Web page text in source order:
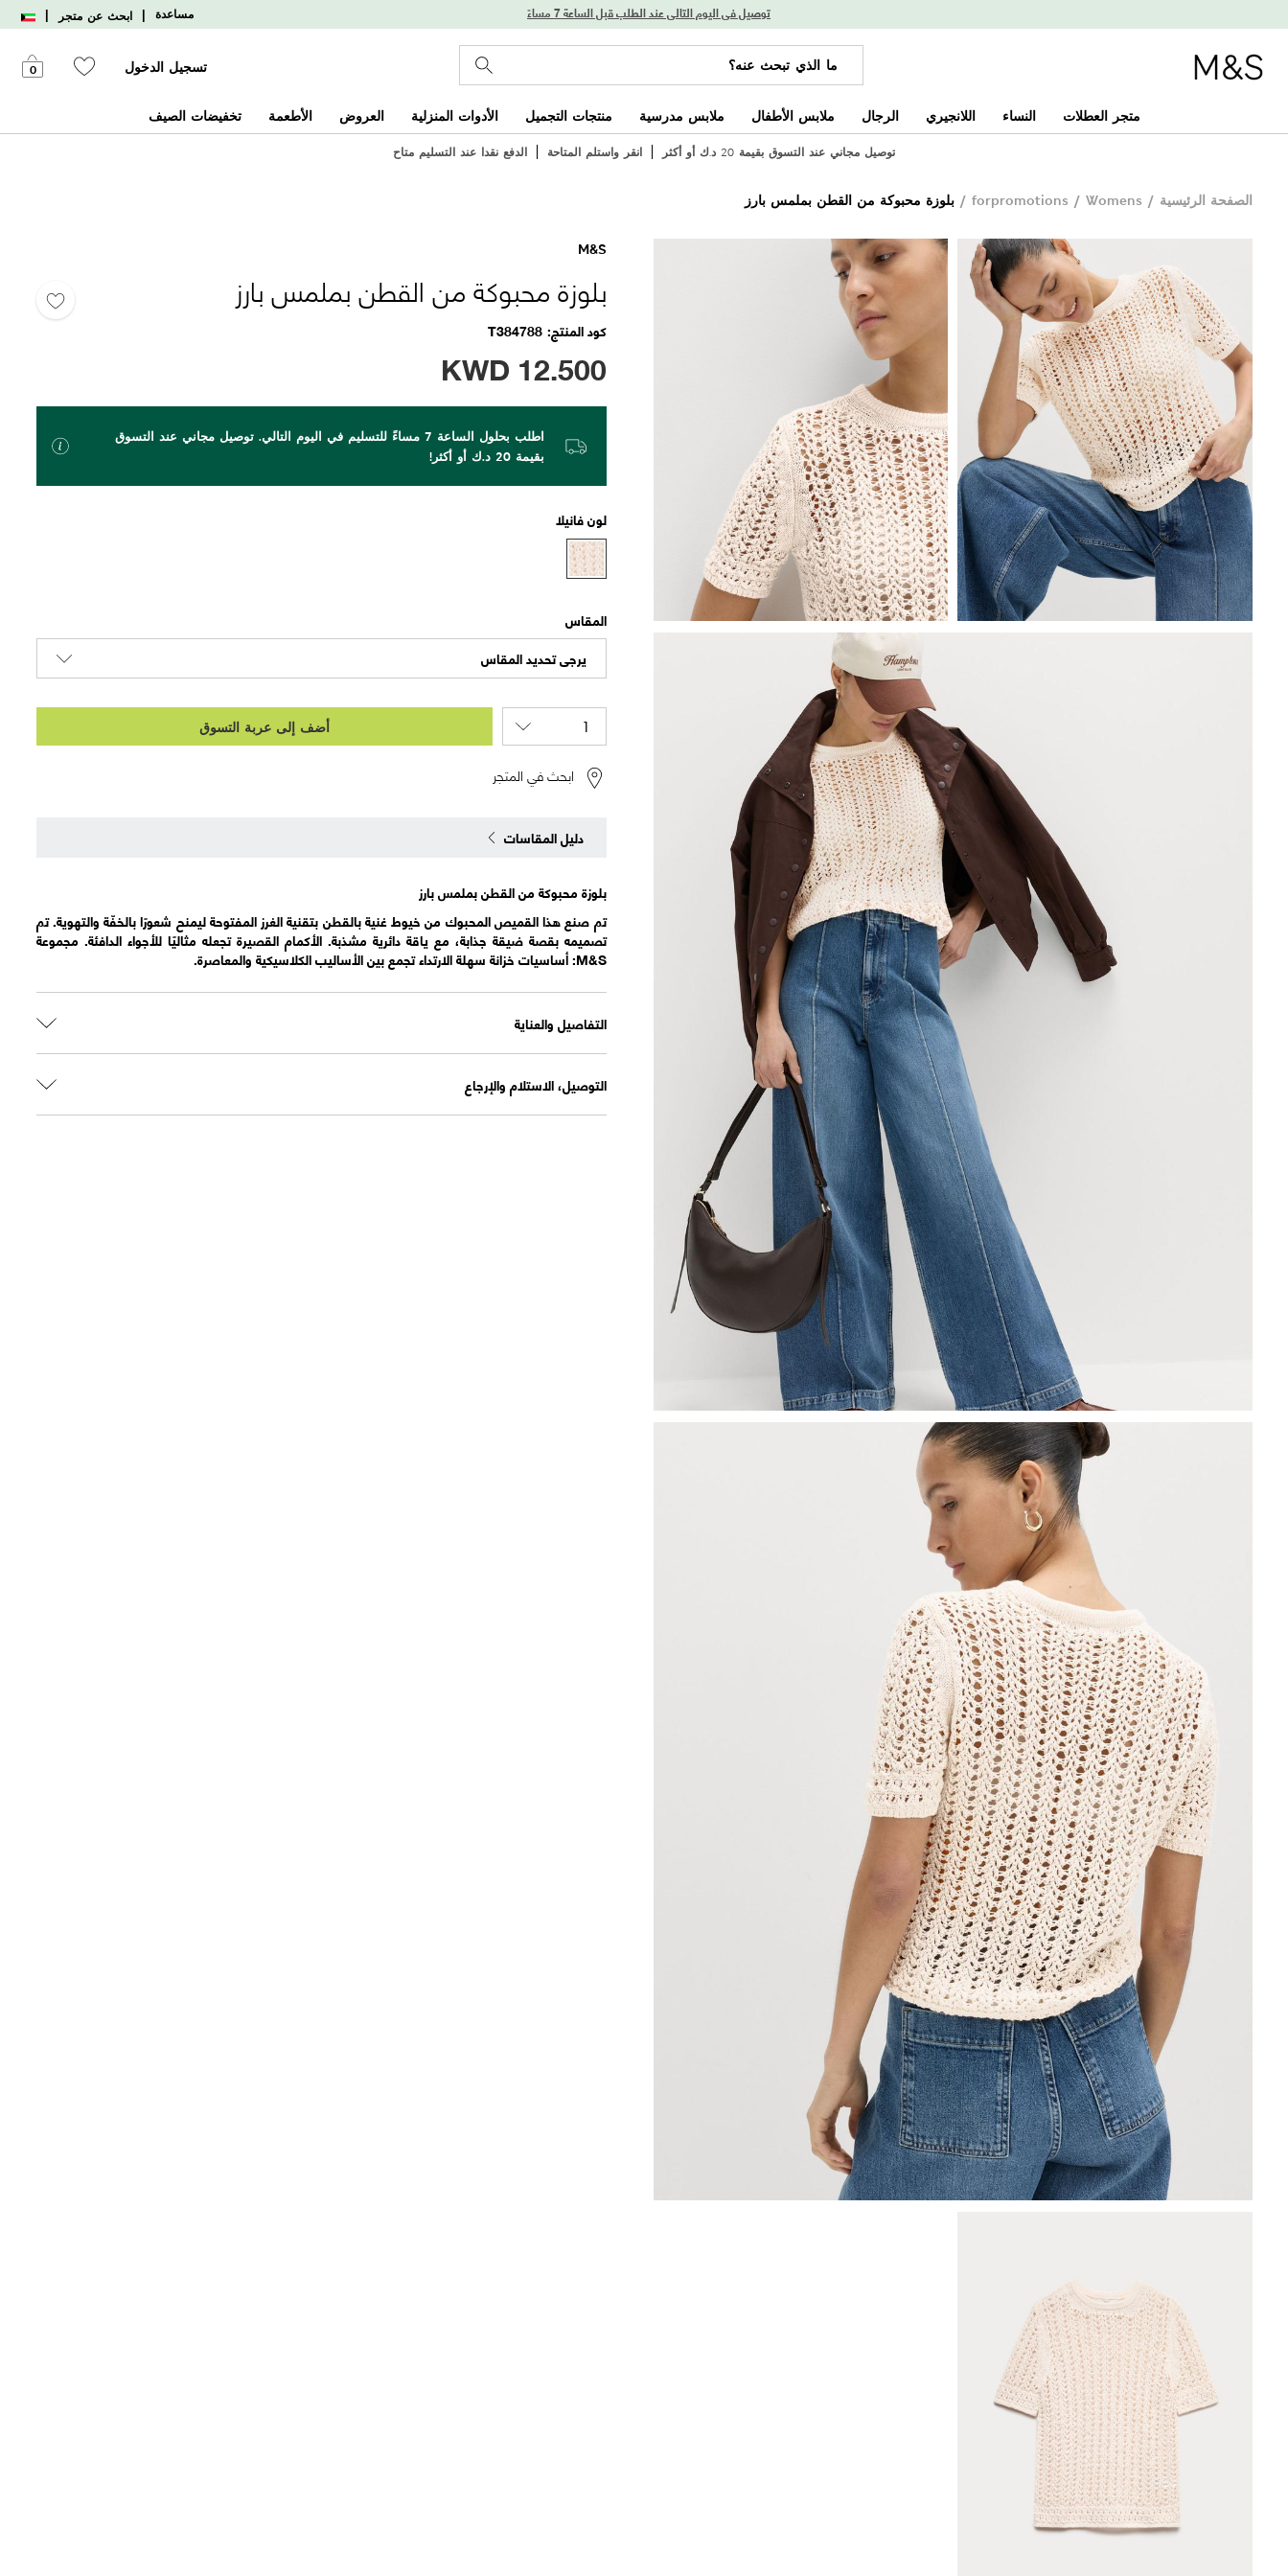
توصيل في اليوم التالي عند الطلب قبل الساعة 7 مساءً مساعدة | ابحث عن متجر |
تسجيل الدخول 0
متجر العطلات النساء اللانجيري الرجال ملابس الأطفال ملابس مدرسية منتجات التجميل الأدوات المنزلية العروض الأطعمة تخفيضات الصيف
توصيل مجاني عند التسوق بقيمة 20 د.ك أو أكثر انقر واستلم المتاحة الدفع نقدا عند التسليم متاح
الصفحة الرئيسية /
forpromotions / Womens
/ بلوزة محبوكة من القطن بملمس بارز
M&S
بلوزة محبوكة من القطن بملمس بارز
كود المنتج T384788
KWD12.500
اطلب بحلول الساعة 7 مساءً للتسليم في اليوم التالي. توصيل مجاني عند التسوق
بقيمة 20 د.ك أو أكثر!
لونفانيلا
المقاس
يرجى تحديد المقاس
أضف إلى عربة التسوق
ابحث في المتجر
دليل المقاسات
بلوزة محبوكة من القطن بملمس بارز
تم صنع هذا القميص المحبوك من خيوط غنية بالقطن بتقنية الغرز المفتوحة ليمنح شعورًا بالخفّة والتهوية. تم
تصميمه بقصة ضيقة جذابة، مع ياقة دائرية مشذبة. الأكمام القصيرة تجعله مثاليًا للأجواء الدافئة. مجموعة
M&S: أساسيات خزانة سهلة الارتداء تجمع بين الأساليب الكلاسيكية والمعاصرة.
التفاصيل والعناية
التوصيل، الاستلام والإرجاع